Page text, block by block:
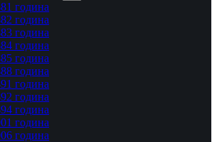
година
година
година
година
година
година
година
година
година
година
година